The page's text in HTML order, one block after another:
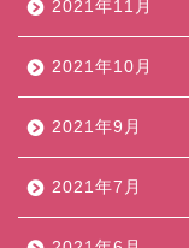
2021年11月
2021年10月
2021年9月
2021年7月